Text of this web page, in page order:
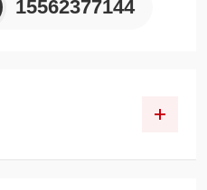
15562377144